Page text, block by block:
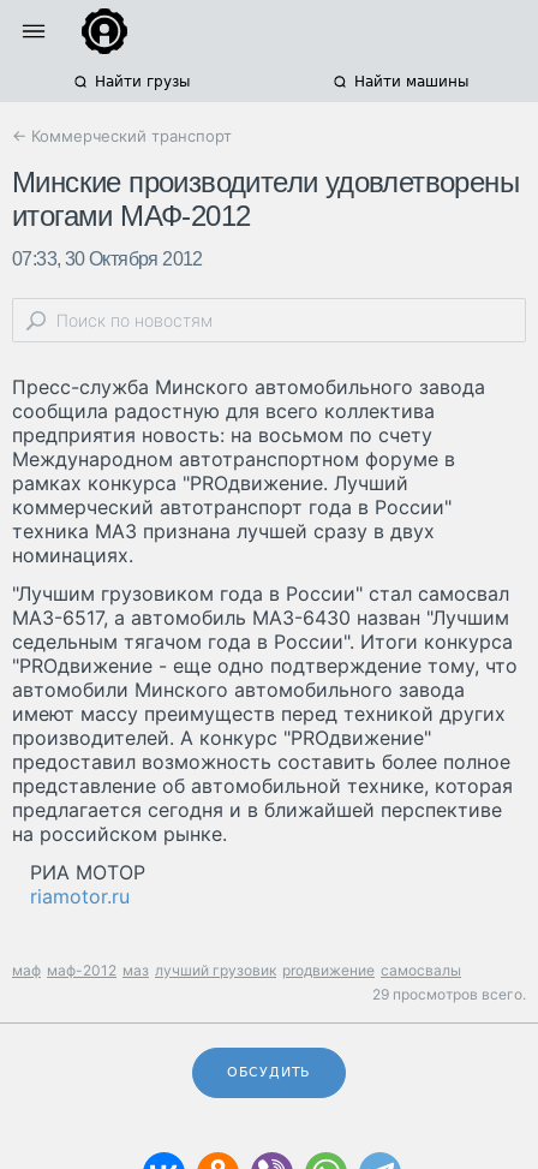
Найти грузы Найти машины
← Коммерческий транспорт
Минские производители удовлетворены
итогами МАФ-2012
07:33, 30 Октября 2012
Пресс-служба Минского автомобильного завода
сообщила радостную для всего коллектива
предприятия новость: на восьмом по счету
Международном автотранспортном форуме в
рамках конкурса "PROдвижение. Лучший
коммерческий автотранспорт года в России"
техника МАЗ признана лучшей сразу в двух
номинациях.
"Лучшим грузовиком года в России" стал самосвал
МАЗ-6517, а автомобиль МАЗ-6430 назван "Лучшим
седельным тягачом года в России". Итоги конкурса
"PROдвижение - еще одно подтверждение тому, что
автомобили Минского автомобильного завода
имеют массу преимуществ перед техникой других
производителей. А конкурс "PROдвижение"
предоставил возможность составить более полное
представление об автомобильной технике, которая
предлагается сегодня и в ближайшей перспективе
на российском рынке.
РИА МОТОР
riamotor.ru
маф маф-2012 маз лучший грузовик proдвижение самосвалы
29 просмотров всего.
ОБСУДИТЬ